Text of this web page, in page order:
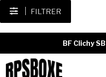
FILTRER
BF Clichy SB